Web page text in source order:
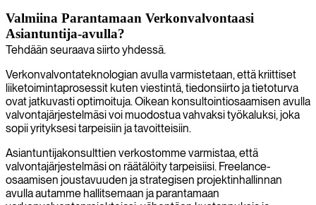
Valmiina Parantamaan Verkonvalvontaasi
Asiantuntija-avulla?
Tehdään seuraava siirto yhdessä.
Verkonvalvontateknologian avulla varmistetaan, että kriittiset
liiketoimintaprosessit kuten viestintä, tiedonsiirto ja tietoturva
ovat jatkuvasti optimoituja. Oikean konsultointiosaamisen avulla
valvontajärjestelmäsi voi muodostua vahvaksi työkaluksi, joka
sopii yrityksesi tarpeisiin ja tavoitteisiin.
Asiantuntijakonsulttien verkostomme varmistaa, että
valvontajärjestelmäsi on räätälöity tarpeisiisi. Freelance-
osaamisen joustavuuden ja strategisen projektinhallinnan
avulla autamme hallitsemaan ja parantamaan